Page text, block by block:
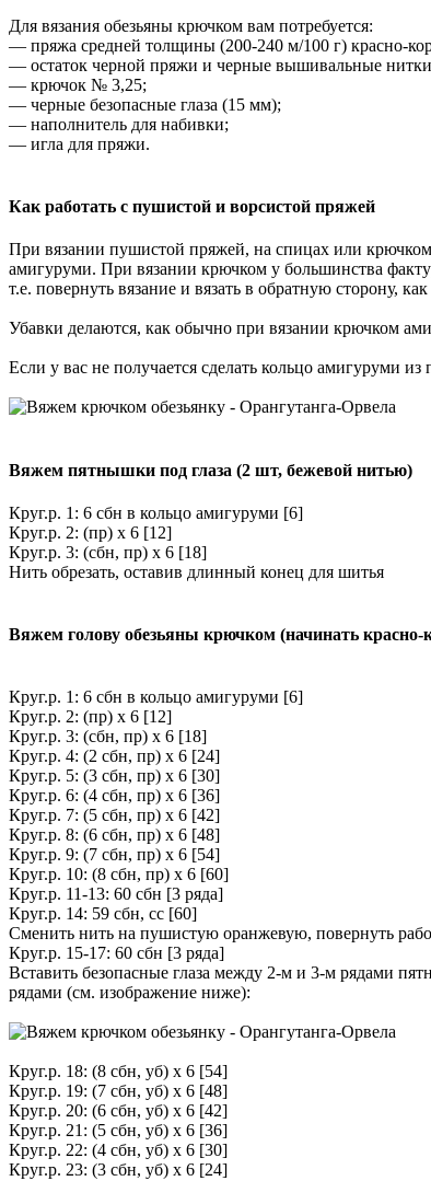
Для вязания обезьяны крючком вам потребуется:
— пряжа средней толщины (200-240 м/100 г) красно-
— остаток черной пряжи и черные вышивальные
— крючок № 3,25;
— черные безопасные глаза (15 мм);
— наполнитель для набивки;
— игла для пряжи.
Как работать с пушистой и ворсистой пряжей
При вязании пушистой пряжей, на спицах или
амигуруми. При вязании крючком у большинства
т.е. повернуть вязание и вязать в обратную сторону,
Убавки делаются, как обычно при вязании крючком
Если у вас не получается сделать кольцо амигуруми
Вяжем пятнышки под глаза (2 шт, бежевой нитью)
Круг.р. 1: 6 сбн в кольцо амигуруми [6]
Круг.р. 2: (пр) х 6 [12]
Круг.р. 3: (сбн, пр) х 6 [18]
Нить обрезать, оставив длинный конец для шитья
Вяжем голову обезьяны крючком (начинать красно-
Круг.р. 1: 6 сбн в кольцо амигуруми [6]
Круг.р. 2: (пр) х 6 [12]
Круг.р. 3: (сбн, пр) х 6 [18]
Круг.р. 4: (2 сбн, пр) х 6 [24]
Круг.р. 5: (3 сбн, пр) х 6 [30]
Круг.р. 6: (4 сбн, пр) х 6 [36]
Круг.р. 7: (5 сбн, пр) х 6 [42]
Круг.р. 8: (6 сбн, пр) х 6 [48]
Круг.р. 9: (7 сбн, пр) х 6 [54]
Круг.р. 10: (8 сбн, пр) х 6 [60]
Круг.р. 11-13: 60 сбн [3 ряда]
Круг.р. 14: 59 сбн, сс [60]
Сменить нить на пушистую оранжевую, повернуть
Круг.р. 15-17: 60 сбн [3 ряда]
Вставить безопасные глаза между 2-м и 3-м рядами
рядами (см. изображение ниже):
Круг.р. 18: (8 сбн, уб) х 6 [54]
Круг.р. 19: (7 сбн, уб) х 6 [48]
Круг.р. 20: (6 сбн, уб) х 6 [42]
Круг.р. 21: (5 сбн, уб) х 6 [36]
Круг.р. 22: (4 сбн, уб) х 6 [30]
Круг.р. 23: (3 сбн, уб) х 6 [24]